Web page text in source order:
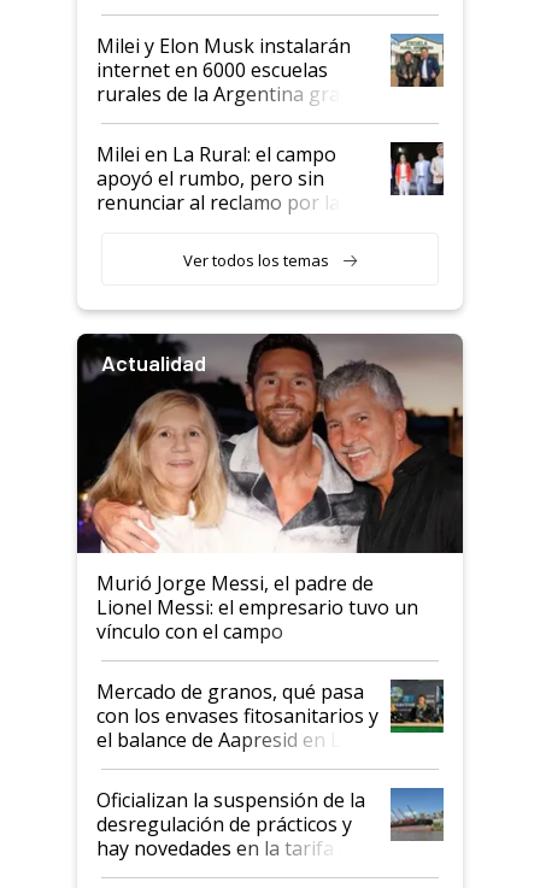
Milei y Elon Musk instalarán
internet en 6000 escuelas
rurales de la Argentina gracias
a un acuerdo con Starlink
Milei en La Rural: el campo
apoyó el rumbo, pero sin
renunciar al reclamo por las
Ver todos los temas
Actualidad
Murió Jorge Messi, el padre de
Lionel Messi: el empresario tuvo un
vínculo con el campo
Mercado de granos, qué pasa
con los envases fitosanitarios y
el balance de Aapresid en La
Posta
Oficializan la suspensión de la
desregulación de prácticos y
hay novedades en la tarifa de
la hidrovía